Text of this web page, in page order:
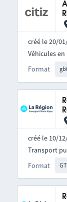
créé le 20/
Format
Véhicules
créé le 10/
Format
Transport